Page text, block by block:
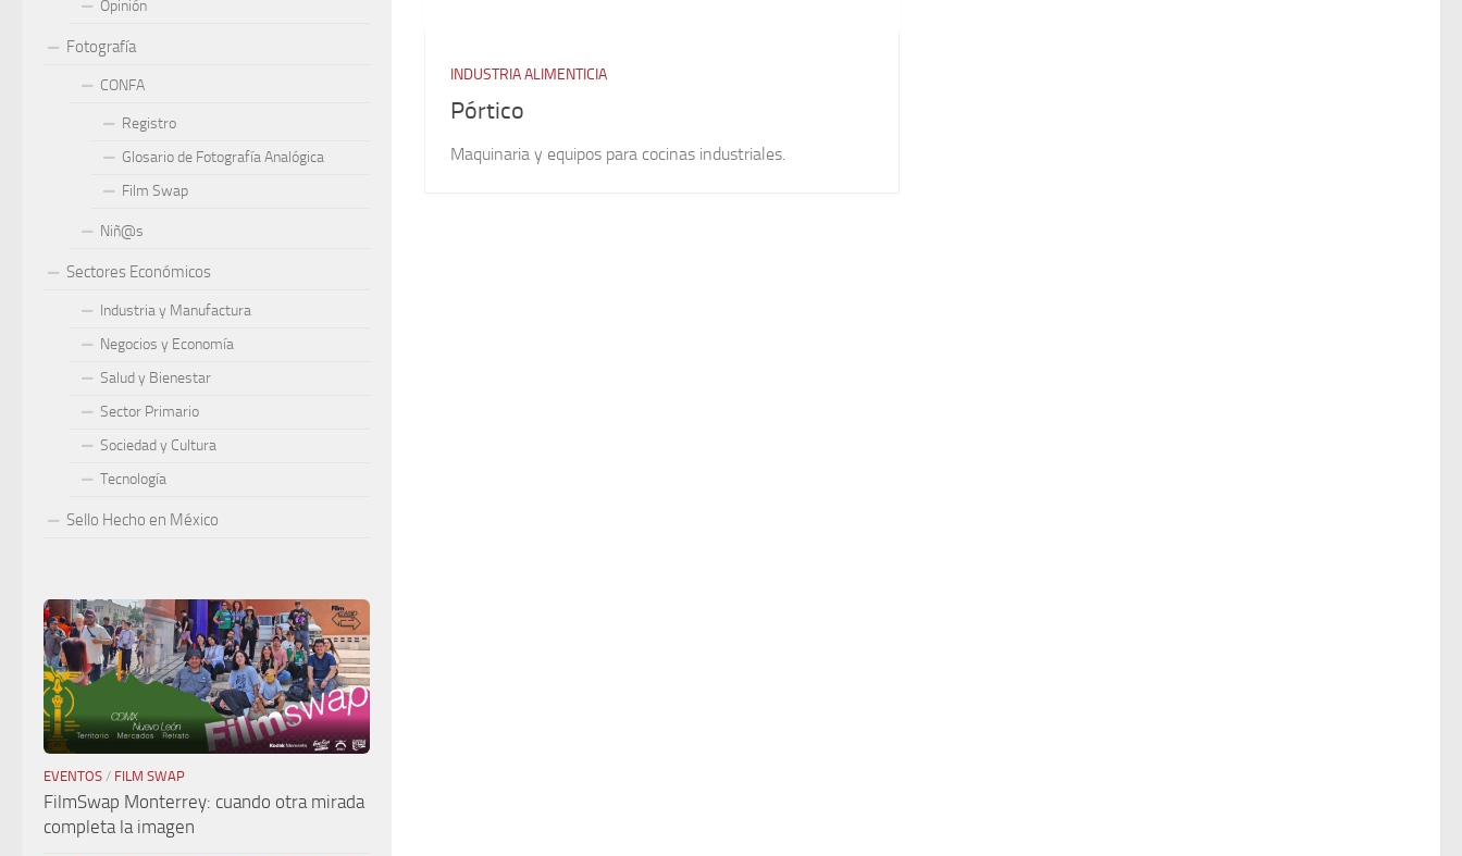
INDUSTRIA ALIMENTICIA
Pórtico
Maquinaria y equipos para cocinas industriales.
Opinión
Fotografía
CONFA
Registro
Glosario de Fotografía Analógica
Film Swap
Niñ@s
Sectores Económicos
Industria y Manufactura
Negocios y Economía
Salud y Bienestar
Sector Primario
Sociedad y Cultura
Tecnología
Sello Hecho en México
EVENTOS / FILM SWAP
FilmSwap Monterrey: cuando otra mirada
completa la imagen